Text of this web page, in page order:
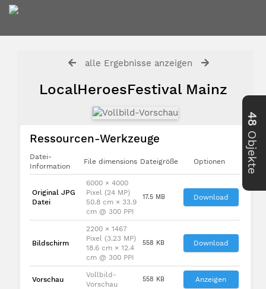
alle Ergebnisse anzeigen
LocalHeroesFestival Mainz
Ressourcen-Werkzeuge
Datei-
Information
File dimensions Dateigröße Optionen
Original JPG
Datei
6000 × 4000
Pixel (24 MP)
50.8 cm × 33.9
cm @ 300 PPI
17.5 MB Download
Bildschirm
2200 × 1467
Pixel (3.23 MP)
18.6 cm × 12.4
cm @ 300 PPI
558 KB Download
Vorschau
Vollbild-
Vorschau
558 KB Anzeigen
48
Objekte